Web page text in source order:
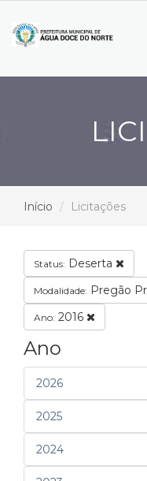
Início Licitações
Status: Deserta
Modalidade: Pregão
Ano: 2016
Ano
2026
2025
2024